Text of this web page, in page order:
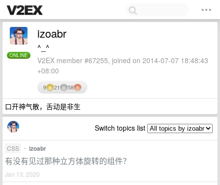
ONLINE
izoabr
^_^
V2EX member #67255, joined on 2014-07-07 18:48:43
+08:00
9 21 58
口开神气散，舌动是非生
Switch topics list
CSS • izoabr
有没有见过那种立方体旋转的组件？
Jan 13, 2020